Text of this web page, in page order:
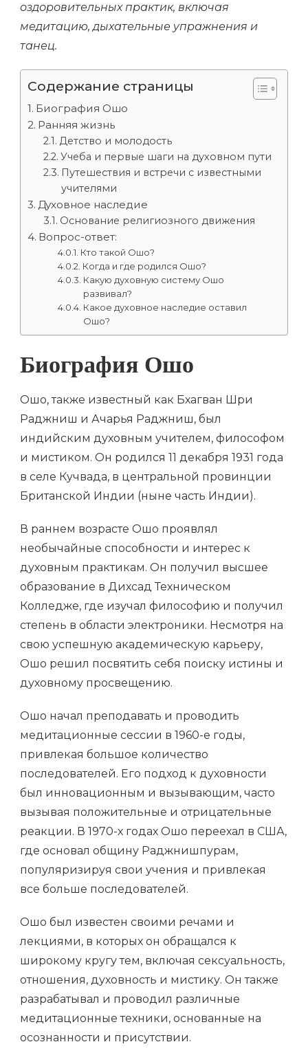
оздоровительных практик, включая
медитацию, дыхательные упражнения и
танец.
Содержание страницы
Биография Ошо
Ранняя жизнь
Детство и молодость
Учеба и первые шаги на духовном пути
Путешествия и встречи с известными
учителями
Духовное наследие
Основание религиозного движения
Вопрос-ответ:
Кто такой Ошо?
Когда и где родился Ошо?
Какую духовную систему Ошо
развивал?
Какое духовное наследие оставил
Ошо?
Биография Ошо
Ошо, также известный как Бхагван Шри
Раджниш и Ачарья Раджниш, был
индийским духовным учителем, философом
и мистиком. Он родился 11 декабря 1931 года
в селе Кучвада, в центральной провинции
Британской Индии (ныне часть Индии).
В раннем возрасте Ошо проявлял
необычайные способности и интерес к
духовным практикам. Он получил высшее
образование в Дихсад Техническом
Колледже, где изучал философию и получил
степень в области электроники. Несмотря на
свою успешную академическую карьеру,
Ошо решил посвятить себя поиску истины и
духовному просвещению.
Ошо начал преподавать и проводить
медитационные сессии в 1960-е годы,
привлекая большое количество
последователей. Его подход к духовности
был инновационным и вызывающим, часто
вызывая положительные и отрицательные
реакции. В 1970-х годах Ошо переехал в США,
где основал общину Раджнишпурам,
популяризируя свои учения и привлекая
все больше последователей.
Ошо был известен своими речами и
лекциями, в которых он обращался к
широкому кругу тем, включая сексуальность,
отношения, духовность и мистику. Он также
разрабатывал и проводил различные
медитационные техники, основанные на
осознанности и присутствии.